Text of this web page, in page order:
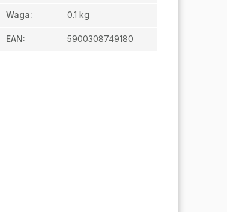
Waga: 0.1 kg
EAN: 5900308749180